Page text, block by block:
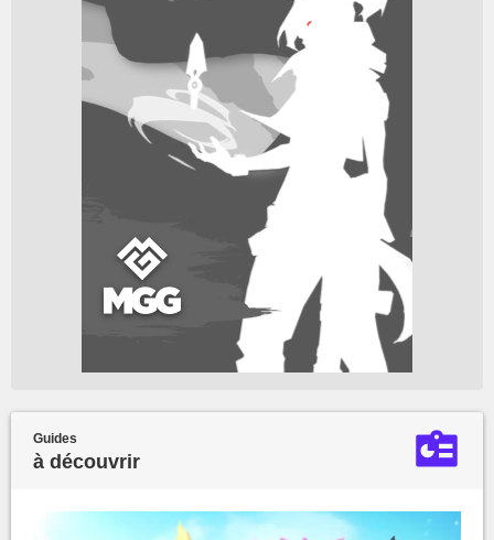
Guides
à découvrir